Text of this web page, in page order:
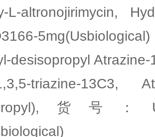
L-altronojirimycin,
5mg(Usbiological)
desisopropyl
triazine-13C3,
货号：